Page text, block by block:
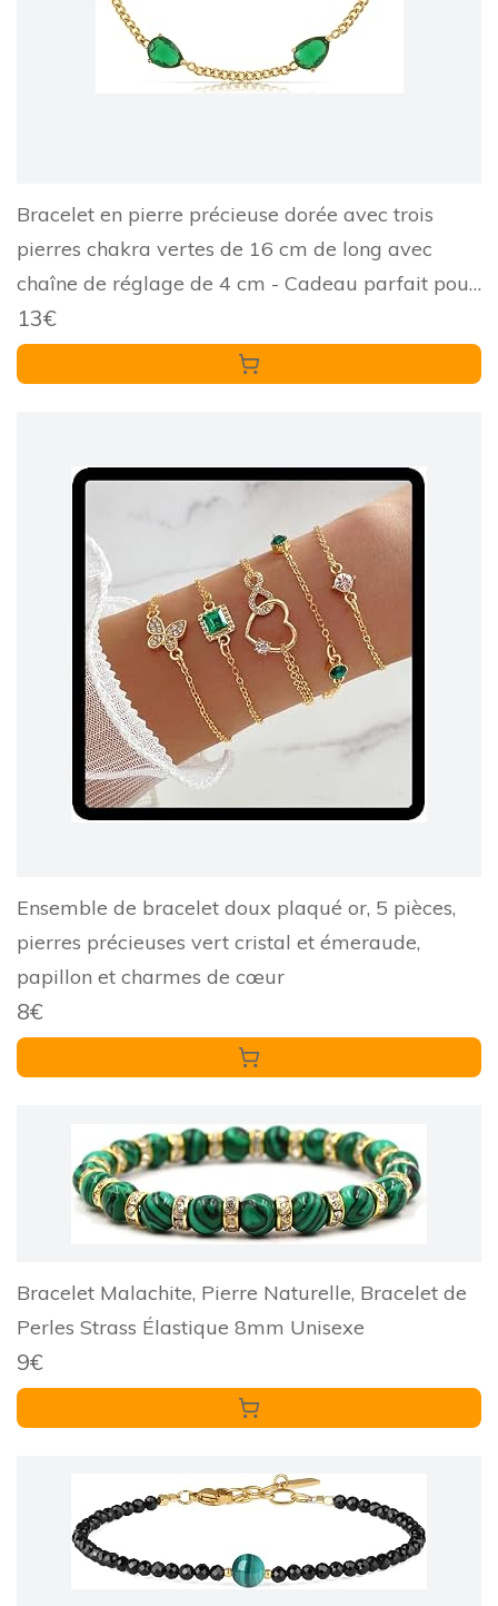
Bracelet en pierre précieuse dorée avec trois
pierres chakra vertes de 16 cm de long avec
chaîne de réglage de 4 cm - Cadeau parfait pour
les femmes
13€
Ensemble de bracelet doux plaqué or, 5 pièces,
pierres précieuses vert cristal et émeraude,
papillon et charmes de cœur
8€
Bracelet Malachite, Pierre Naturelle, Bracelet de
Perles Strass Élastique 8mm Unisexe
9€